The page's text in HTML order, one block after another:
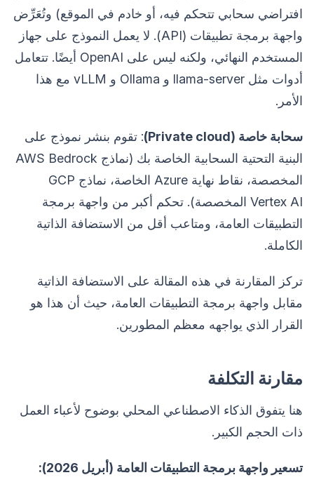
افتراضي سحابي تتحكم فيه، أو خادم في الموقع) وتُعَرِّض
واجهة برمجة تطبيقات (API). لا يعمل النموذج على جهاز
المستخدم النهائي، ولكنه ليس على OpenAI أيضًا. تتعامل
أدوات مثل llama-server و Ollama و vLLM مع هذا
الأمر.
سحابة خاصة (Private cloud)
: تقوم بنشر نموذج على
البنية التحتية السحابية الخاصة بك (نماذج AWS Bedrock
المخصصة، نقاط نهاية Azure الخاصة، نماذج GCP
Vertex AI المخصصة). تحكم أكبر من واجهة برمجة
التطبيقات العامة، ومتاعب أقل من الاستضافة الذاتية
الكاملة.
تركز المقارنة في هذه المقالة على الاستضافة الذاتية
مقابل واجهة برمجة التطبيقات العامة، حيث أن هذا هو
القرار الذي يواجهه معظم المطورين.
مقارنة التكلفة
هنا يتفوق الذكاء الاصطناعي المحلي بوضوح لأعباء العمل
ذات الحجم الكبير.
تسعير واجهة برمجة التطبيقات العامة (أبريل 2026):